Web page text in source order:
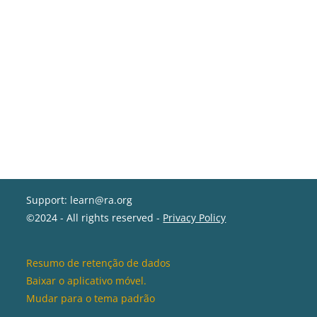
Support: learn@ra.org
©2024 - All rights reserved - Privacy Policy
Resumo de retenção de dados
Baixar o aplicativo móvel.
Mudar para o tema padrão